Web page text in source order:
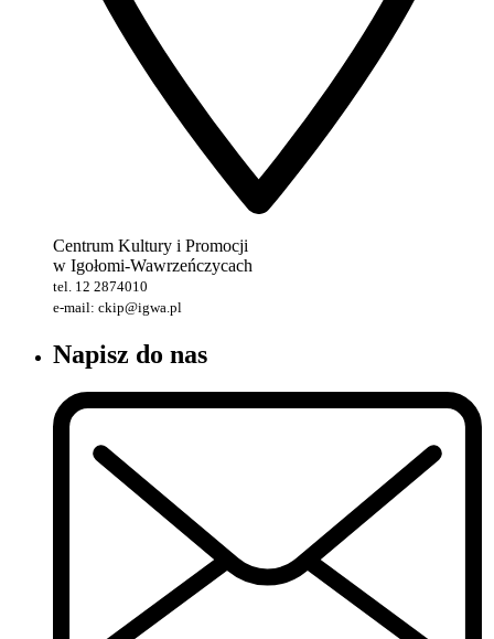
Centrum Kultury i Promocji
w Igołomi-Wawrzeńczycach
tel. 12 2874010
e-mail: ckip@igwa.pl
Napisz do nas